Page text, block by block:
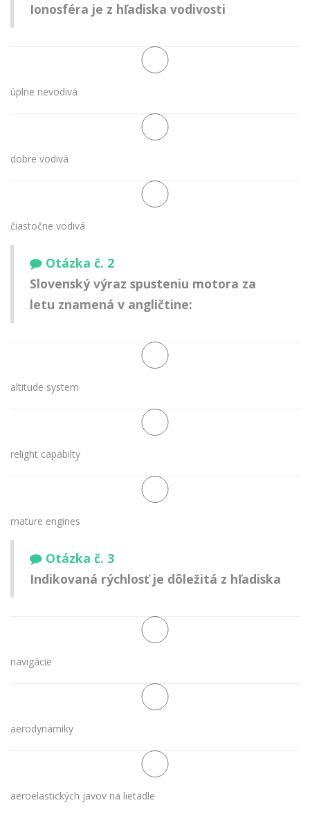
Ionosféra je z hľadiska vodivosti
úplne nevodivá
dobre vodivá
čiastočne vodivá
Otázka č. 2
Slovenský výraz spusteniu motora za
letu znamená v angličtine:
altitude system
relight capabilty
mature engines
Otázka č. 3
Indikovaná rýchlosť je dôležitá z hľadiska
navigácie
aerodynamiky
aeroelastických javov na lietadle